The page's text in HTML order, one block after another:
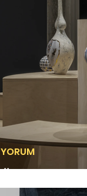
Üç perdede
YORUM